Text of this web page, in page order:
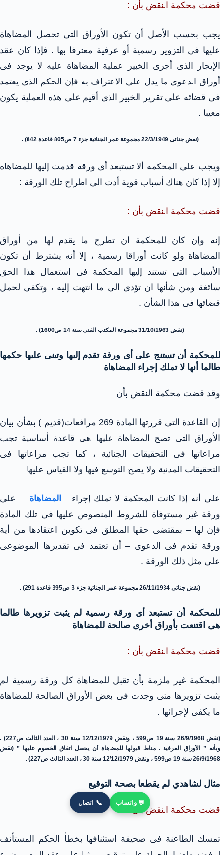
قضت محكمة النقض بأن :
يجب بحسب الأصل أن تكون الأوراق التى تحصل المضاهاة
عليها فى التزوير رسمية أو عرفية معترفا بها . فإذا كان عقد
الإيجار الذى أجرى الخبير عملية المضاهاة عليه لا يوجد فى
أوراق الدعوى ما يدل على الاعتراف به فإن الحكم الذى يعتمد
فى قضائه على تقرير الخبير الذى أقيم على هذه العملية يكون
معيبا .
(نقض جنائى 22/3/1949 مجموعة عمر الجنائية جزء 7 ص805 قاعدة 842) .
ويجب على المحكمة ألا تستبعد أى ورقة قدمت إليها للمضاهاة
إلا إذا كان هناك أسباب قوية أدت الى اطراح تلك الورقة :
قضت محكمة النقض بأن :
إنه وإن كان للمحكمة ان تطرح ما يقدم لها من أوراق
المضاهاة ولو كانت أوراقا رسمية ، إلا أنه يشترط أن تكون
الأسباب التى تستند إليها المحكمة فى استعمال هذا الحق
سائغة ومن شأنها ان تؤدى الى ما انتهت إليه ، وتكفى لحمل
قضائها فى هذا الشأن .
(نقض 31/10/1963 مجموعة المكتب الفنى سنة 14 ص1600) .
للمحكمة أن تستنج على أى ورقة تقدم إليها وتبنى عليها حكمها
طالما أنها لا تملك إجراء المضاهاة
وقد قضت محكمة النقض بأن
إن القاعدة التى قررتها المادة 269 مرافعات(قديم ) بشأن بيان
الأوراق التى تصح المضاهاة عليها هى قاعدة أساسية تجب
مراعاتها فى التحقيقات الجنائية ، كما تجب مراعاتها فى
التحقيقات المدنية ولا يصح التوسع فيها ولا القياس عليها
على أنه إذا كانت المحكمة لا تملك إجراء المضاهاة
على
ورقة غير مستوفاة للشروط المنصوص عليها فى تلك المادة
فإن لها – بمقتضى حقها المطلق فى تكوين اعتقادها من أية
ورقة تقدم فى الدعوى – أن تعتمد فى تقديرها الموضوعى
على مثل ذلك الورقة .
(نقض جنائى 26/11/1934 مجموعة عمر الجنائية جزء 3 ص395 قاعدة 291) .
للمحكمة أن تستبعد أى ورقة رسمية لم يثبت تزويرها طالما
هى اقتنعت بأوراق أخرى صالحة للمضاهاة
قضت محكمة النقض بأن :
المحكمة غير ملزمة بأن تقبل للمضاهاة كل ورقة رسمية لم
يثبت تزويرها متى وجدت فى بعض الأوراق الصالحة للمضاهاة
ما يكفى لإجرائها .
(نقض 26/9/1968 سنة 19 ص599 ، ونقض 12/12/1979 سنة 30 ، العدد الثالث ص227) .
وبأنه ” الأوراق العرفية . مناط قبولها للمضاهاة أن يحصل اتفاق الخصوم عليها ” (نقض
26/9/1968 سنة 19 ص599 ، ونقض 12/12/1979 سنة 30 ، العدد الثالث ص227) .
مثال لشاهدي لم يقطعا بصحة التوقيع
قضت محكمة النقض بأن :
تمسك الطاعنة فى صحيفة استئنافها بخطأ الحكم المستأنف
💬 واتساب 📞 اتصال